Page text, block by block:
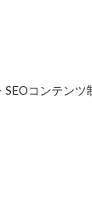
コンテンツ